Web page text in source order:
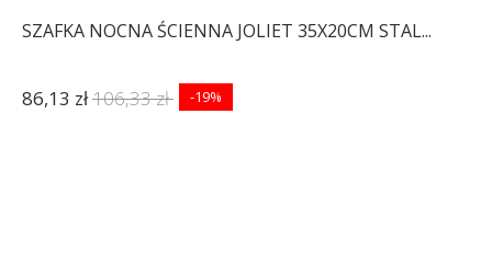
SZAFKA NOCNA ŚCIENNA JOLIET 35X20CM STAL...
86,13 zł106,33 zł -19%